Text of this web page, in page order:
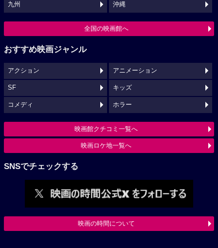
九州 沖縄
全国の映画館へ
おすすめ映画ジャンル
アクション アニメーション
SF キッズ
コメディ ホラー
映画館クチコミ一覧へ
映画ロケ地一覧へ
SNSでチェックする
映画の時間について